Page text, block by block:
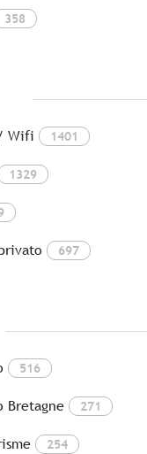
358
Wifi 1401
1329
697
516
Bretagne 271
254